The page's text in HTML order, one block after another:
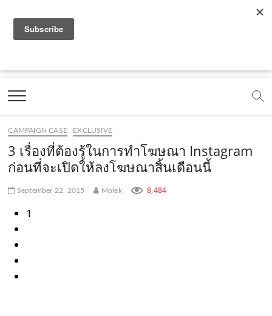
a
e
b
o
o
k
o
t
b
e
.
.
o
e
m
e
t
g
r
a
t
k
c
Marketing Oops!
DIGITAL | CREATIVE | ADVERTISING | CAMPAIGN |
CAMPAIGN CASE EXCLUSIVE
3 เรื่องที่ต้องรู้ในการทำโฆษณา Instagram
ก่อนที่จะเปิดให้ลงโฆษณาสิ้นเดือนนี้
September 22, 2015 Molek 8,484
1